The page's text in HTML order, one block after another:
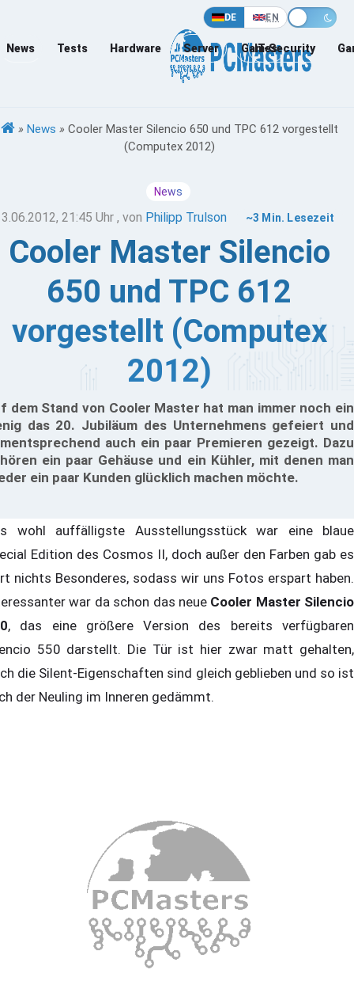
DE EN
News Tests Hardware Server Games
IT-Security
» News » Cooler Master Silencio 650 und TPC 612 vorgestellt
(Computex 2012)
News
21:45 Uhr , von Philipp Trulson ~3 Min. Lesezeit
Cooler Master Silencio
650 und TPC 612
vorgestellt (Computex
2012)
dem Stand von Cooler Master hat man immer noch ein
das 20. Jubiläum des Unternehmens gefeiert und
auch ein paar Premieren gezeigt. Dazu
ein paar Gehäuse und ein Kühler, mit denen man
ein paar Kunden glücklich machen möchte.
wohl auffälligste Ausstellungsstück war eine blaue
Edition des Cosmos II, doch außer den Farben gab es
nichts Besonderes, sodass wir uns Fotos erspart haben.
war da schon das neue Cooler Master Silencio
, das eine größere Version des bereits verfügbaren
550 darstellt. Die Tür ist hier zwar matt gehalten,
die Silent-Eigenschaften sind gleich geblieben und so ist
der Neuling im Inneren gedämmt.